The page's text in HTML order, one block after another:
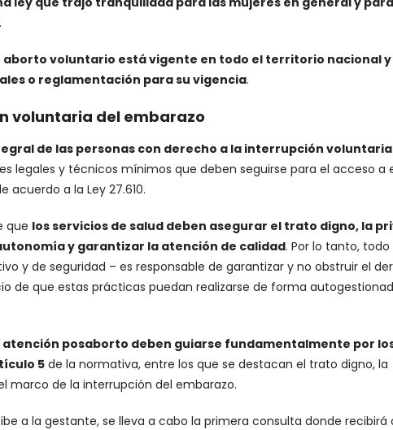
aborto voluntario está vigente en todo el territorio nacional y
o reglamentación para su vigencia.
voluntaria del embarazo
de las personas con derecho a la interrupción
legales y técnicos mínimos que deben seguirse para el acceso a
a la Ley 27.610.
que los servicios de salud deben asegurar el trato digno, la
y garantizar la atención de calidad. Por lo tanto, todo
y de seguridad – es responsable de garantizar y no obstruir el
de que estas prácticas puedan realizarse de forma
atención posaborto deben guiarse fundamentalmente por
5de la normativa, entre los que se destacan el trato digno, la
marco de la interrupción del embarazo.
a la gestante, se lleva a cabo la primera consulta donde recibirá